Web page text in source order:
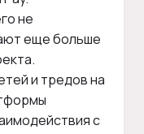
не
еще больше
и тредов на
с